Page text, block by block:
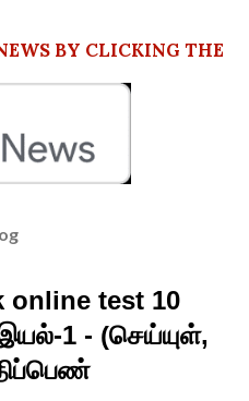
BY CLICKING THE
online test 10
1 - (செய்யுள்,